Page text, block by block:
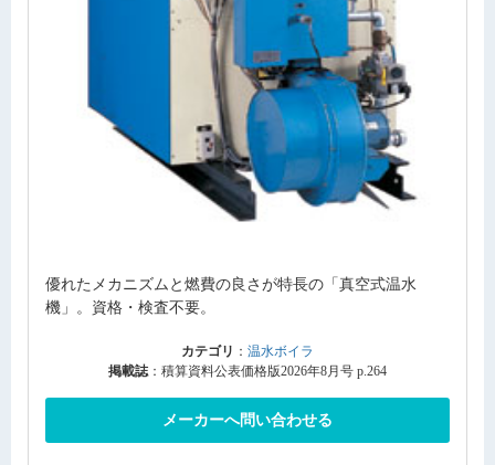
優れたメカニズムと燃費の良さが特長の「真空式温水
機」。資格・検査不要。
カテゴリ ： 温水ボイラ
掲載誌：積算資料公表価格版2026年8月号 p.264
メーカーへ問い合わせる